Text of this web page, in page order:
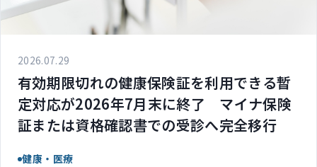
2026.07.29
有効期限切れの健康保険証を利用できる暫
定対応が2026年7月末に終了 マイナ保険
証または資格確認書での受診へ完全移行
健康・医療